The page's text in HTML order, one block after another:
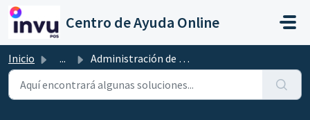
Ir al contenido principal
Centro de Ayuda Online
Inicio ... Administración de Clientes